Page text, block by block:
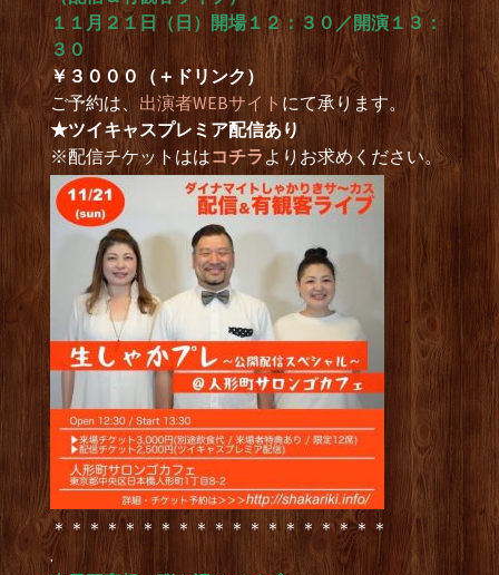
１１月２１日（日）開場１２：３０／開演１３：
３０
￥３０００（＋ドリンク）
ご予約は、 出演者WEBサイトにて承ります。
★ツイキャスプレミア配信あり
※配信チケットははコチラ よりお求めください。
＊＊＊＊＊＊＊＊＊＊＊＊＊＊＊＊＊＊＊
.